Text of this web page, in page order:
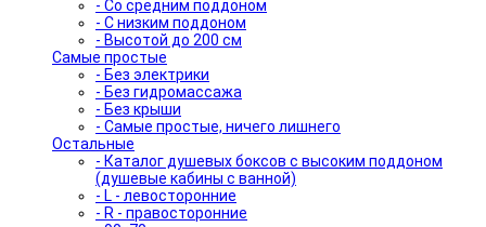
- Со средним поддоном
- С низким поддоном
- Высотой до 200 см
Самые простые
- Без электрики
- Без гидромассажа
- Без крыши
- Самые простые, ничего лишнего
Остальные
- Каталог душевых боксов с высоким поддоном
(душевые кабины с ванной)
- L - левосторонние
- R - правосторонние